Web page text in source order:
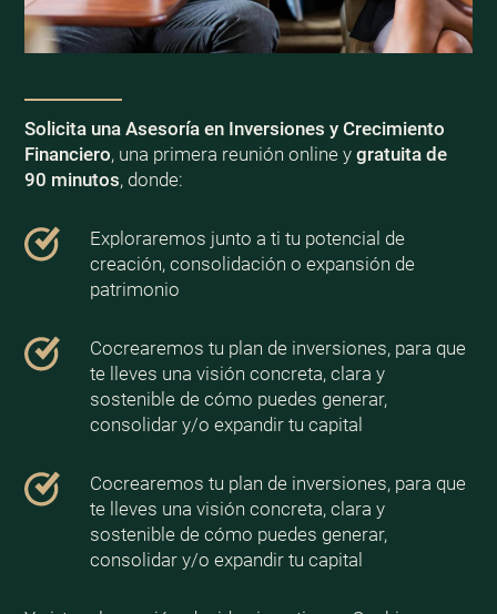
Solicita una Asesoría en Inversiones y Crecimiento
Financiero, una primera reunión online y gratuita de
90 minutos, donde:
Exploraremos junto a ti tu potencial de
creación, consolidación o expansión de
patrimonio
Cocrearemos tu plan de inversiones, para que
te lleves una visión concreta, clara y
sostenible de cómo puedes generar,
consolidar y/o expandir tu capital
Cocrearemos tu plan de inversiones, para que
te lleves una visión concreta, clara y
sostenible de cómo puedes generar,
consolidar y/o expandir tu capital